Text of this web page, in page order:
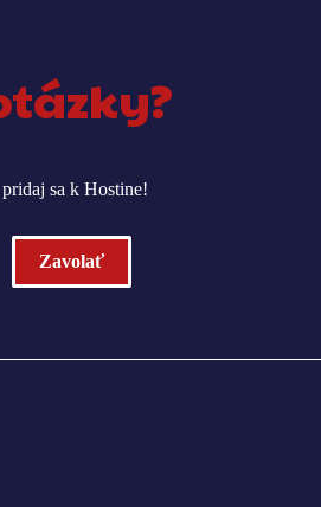
sa k Hostine!
Zavolať